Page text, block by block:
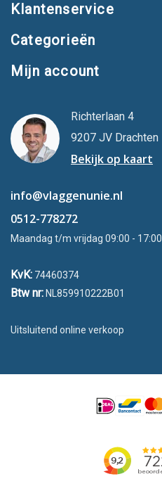
Klantenservice
Categorieën
Mijn account
Richterlaan 4
9207 JV Drachten
Bekijk op kaart
info@vlaggenunie.nl
0512-778272
Maandag t/m vrijdag 09:00 - 17:00
KvK: 74460374
Btw nr: NL859910222B01
Uitsluitend online verkoop